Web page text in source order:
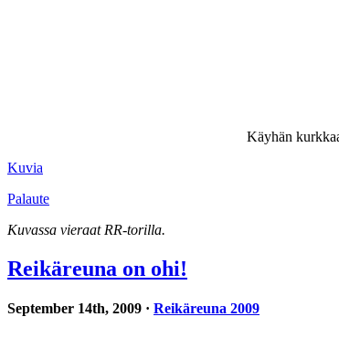
Käyhän
Kuvia
Palaute
Kuvassa vieraat RR-torilla.
Reikäreuna on ohi!
September 14th, 2009 · Reikäreuna 2009